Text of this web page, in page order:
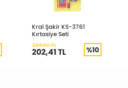
Kral Şakir KS-3761
Kırtasiye Seti
224,90 TL
202,41 TL %10